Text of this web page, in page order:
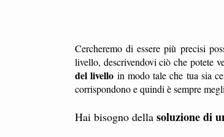
Cercheremo di essere più precisi
livello, descrivendovi ciò che potete
del livello in modo tale che tua sia
corrispondono e quindi è sempre
Hai bisogno della soluzione di